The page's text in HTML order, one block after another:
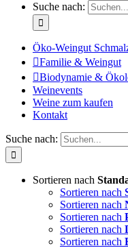
Suche nach:
Öko-Weingut
Familie & Weingut
Biodynamie &
Weinevents
Weine zum kaufen
Kontakt
Suche nach:
Sortieren nach
Sortieren nach
Sortieren nach
Sortieren nach
Sortieren nach
Sortieren nach